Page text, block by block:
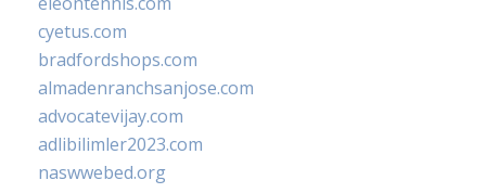
cyetus.com
bradfordshops.com
almadenranchsanjose.com
advocatevijay.com
adlibilimler2023.com
naswwebed.org